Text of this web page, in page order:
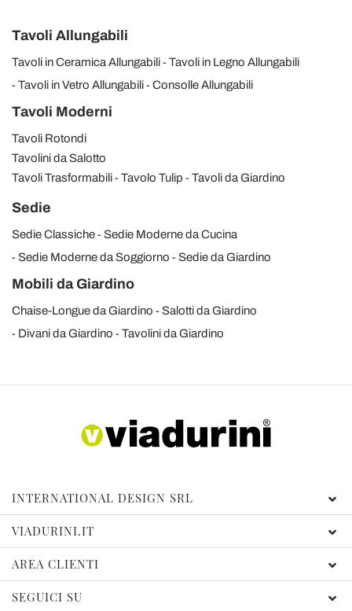
Tavoli Allungabili
Tavoli in Ceramica Allungabili
Tavoli in Legno Allungabili
Tavoli in Vetro Allungabili
Consolle Allungabili
Tavoli Moderni
Tavoli Rotondi
Tavolini da Salotto
Tavoli Trasformabili
Tavolo Tulip Tavoli da Giardino
Sedie
Sedie Classiche
Sedie Moderne da Cucina
Sedie Moderne da Soggiorno
Sedie da Giardino
Mobili da Giardino
Chaise-Longue da Giardino
Salotti da Giardino
Divani da Giardino
Tavolini da Giardino
INTERNATIONAL DESIGN SRL
VIADURINI.IT
AREA CLIENTI
SEGUICI SU